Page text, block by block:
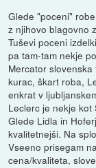
Glede "poceni"
z njihovo blagovno
Tuševi poceni
pa tam-tam nekje
Mercator
kurac, škart roba,
enkrat v
Leclerc je nekje
Glede Lidla in
kvalitetnejši. Na
Vseeno prisegam
cena/kvaliteta,